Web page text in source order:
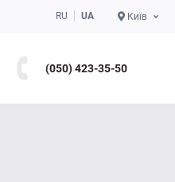
RU UA Київ
(050) 423-35-50